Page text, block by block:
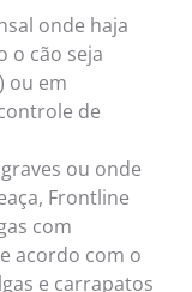
onde haja
o cão seja
ou em
de
ou onde
Frontline
com
acordo com o
e carrapatos